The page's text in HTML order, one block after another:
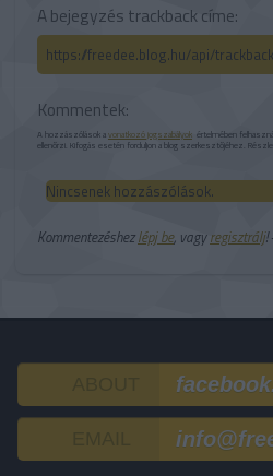
A bejegyzés trackback címe:
https://freedee.blog.hu/api/
Kommentek:
A hozzászólások avonatkozó jogszabályok értelmében
ellenőrzi. Kifogás esetén forduljon a blog szerkesztőjéhez.
Nincsenek hozzászólások.
Kommentezéshezlépj be, vagyregisztrálj!